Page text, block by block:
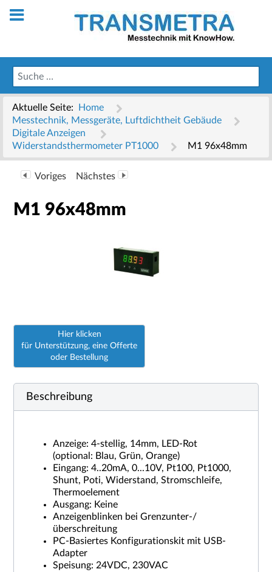
Aktuelle Seite:
Home
Messtechnik, Messgeräte, Luftdichtheit Gebäude
Digitale Anzeigen
Widerstandsthermometer PT1000
M1 96x48mm
Voriges Nächstes
M1 96x48mm
Hier klicken
für Unterstützung, eine Offerte
oder Bestellung
Beschreibung
Anzeige: 4-stellig, 14mm, LED-Rot
(optional: Blau, Grün, Orange)
Eingang: 4..20mA, 0...10V, Pt100, Pt1000,
Shunt, Poti, Widerstand, Stromschleife,
Thermoelement
Ausgang: Keine
Anzeigenblinken bei Grenzunter-/
überschreitung
PC-Basiertes Konfigurationskit mit USB-
Adapter
Speisung: 24VDC, 230VAC